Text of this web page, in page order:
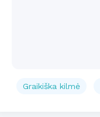
Graikiška kilmė